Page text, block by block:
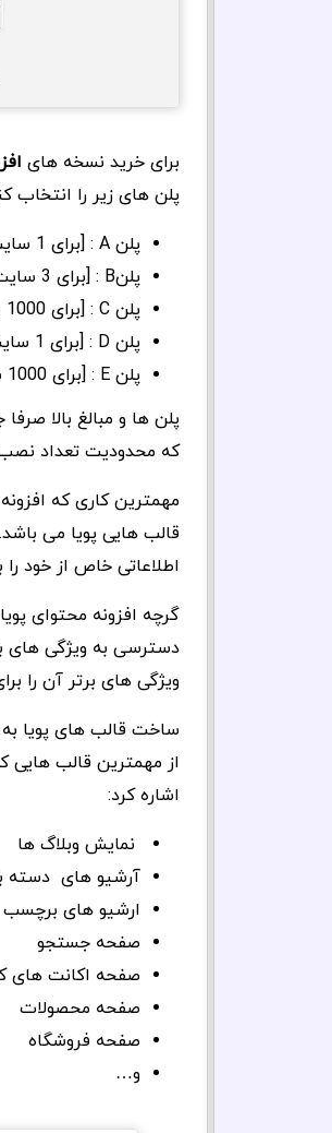
برای خرید نسخه های
پلن های زیر را انتخاب
پلن A : [برای 1 سایت] و [برای 1 سال بروزرسانی] : 70 دلار
پلنB : [برای 3 سایت] و [برای 1 سال بروزرسانی] : 130 دلار
پلن C : [برای 1000 سایت] و [برای 1 سال بروزرسانی] : 260 دلار
پلن D : [برای 1 سایت] و [بروزرسانی مادام العمر] : 210 دلار
پلن E : [برای 1000 سایت] و [بروزرسانی مادام العمر] : 600 دلار
پلن ها و مبالغ بالا
که محدودیت تعداد
مهمترین کاری که
قالب هایی پویا می
اطلاعاتی خاص از خود
دسترسی به ویژگی های
ویژگی های برتر آن را
ساخت قالب های پویا
از مهمترین قالب هایی
اشاره کرد:
نمایش وبلاگ ها
آرشیو های دسته
ارشیو های برچسب
صفحه جستجو
صفحه اکانت های
صفحه محصولات
صفحه فروشگاه
و…